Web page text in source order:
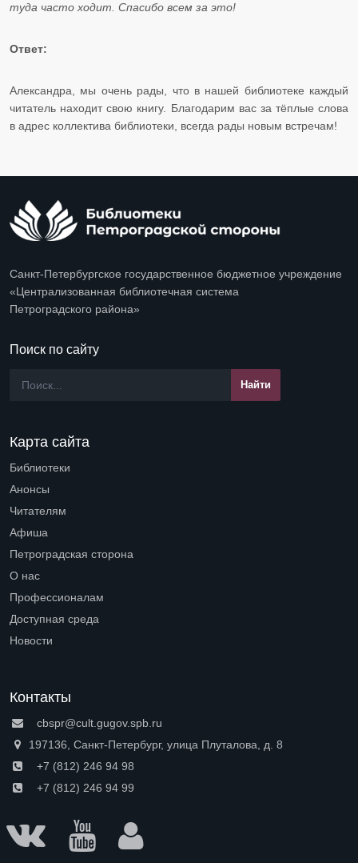
туда часто ходит. Спасибо всем за это!
Ответ:
Александра, мы очень рады, что в нашей библиотеке каждый
читатель находит свою книгу. Благодарим вас за тёплые слова
в адрес коллектива библиотеки, всегда рады новым встречам! ​​​​​​​
Санкт-Петербургское государственное бюджетное учреждение
«Централизованная библиотечная система
Петроградского района»
Поиск по сайту
Карта сайта
Библиотеки
Анонсы
Читателям
Афиша
Петроградская сторона
О нас
Профессионалам
Доступная среда
Новости
Контакты
cbspr@cult.gugov.spb.ru
197136, Санкт-Петербург, улица Плуталова, д. 8
+7 (812) 246 94 98
+7 (812) 246 94 99